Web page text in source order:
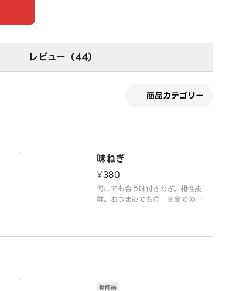
レビュー（44）
商品カテゴリー
味ねぎ
¥380
何にでも合う味付きねぎ。相性抜
群。おつまみでも◎ ※全ての商
新商品